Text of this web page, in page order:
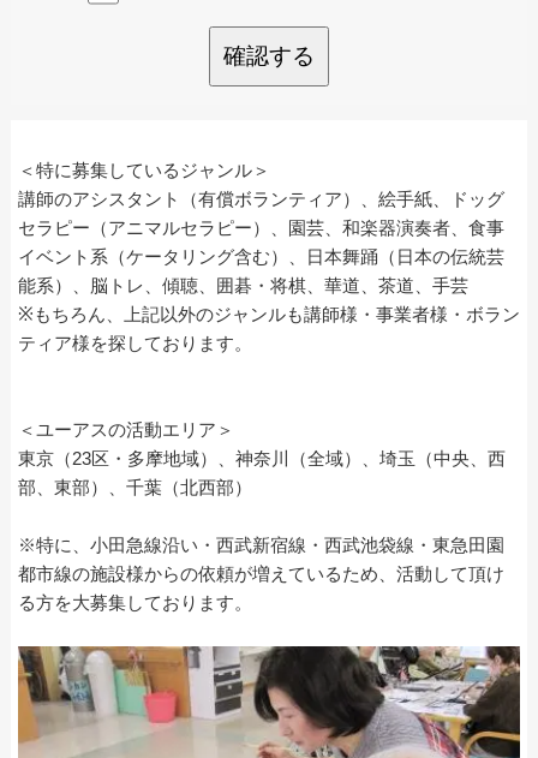
確認する
＜特に募集しているジャンル＞
講師のアシスタント（有償ボランティア）、絵手紙、ドッグ
セラピー（アニマルセラピー）、園芸、和楽器演奏者、食事
イベント系（ケータリング含む）、日本舞踊（日本の伝統芸
能系）、脳トレ、傾聴、囲碁・将棋、華道、茶道、手芸
※もちろん、上記以外のジャンルも講師様・事業者様・ボラン
ティア様を探しております。
＜ユーアスの活動エリア＞
東京（23区・多摩地域）、神奈川（全域）、埼玉（中央、西
部、東部）、千葉（北西部）
※特に、小田急線沿い・西武新宿線・西武池袋線・東急田園
都市線の施設様からの依頼が増えているため、活動して頂け
る方を大募集しております。